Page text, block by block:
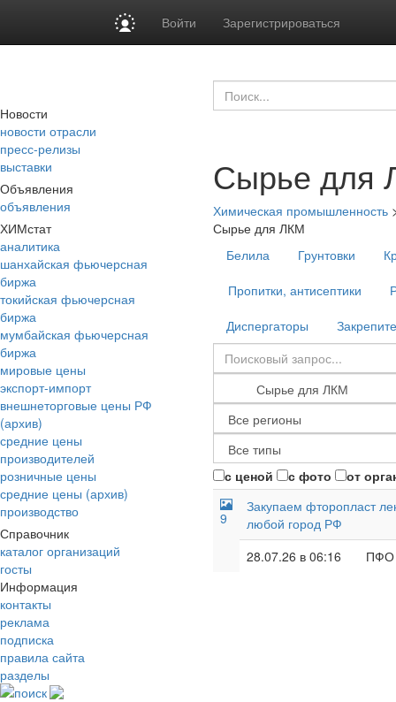
Войти Зарегистрироваться
Новости
новости отрасли
пресс-релизы
выставки
Объявления
объявления
ХИМстат
аналитика
шанхайская фьючерсная
биржа
токийская фьючерсная
биржа
мумбайская фьючерсная
биржа
мировые цены
экспорт-импорт
внешнеторговые цены РФ
(архив)
средние цены
производителей
розничные цены
средние цены (архив)
производство
Справочник
каталог организаций
госты
Информация
контакты
реклама
подписка
правила сайта
разделы
поиск
Сырье для
Химическая промышленность
Сырье для ЛКМ
Белила
Грунтовки
Пропитки, антисептики
Диспергаторы
с ценой с фото от
9
Закупаем фторопласт
любой город РФ
28.07.26 в 06:16
ПФО